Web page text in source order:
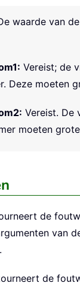
waarde van
: Vereist; de
Deze moeten
: Vereist. De
moeten
de
van
de